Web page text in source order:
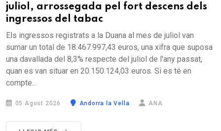
juliol, arrossegada pel fort descens dels
ingressos del tabac
Els ingressos registrats a la Duana al mes de juliol van
sumar un total de 18.467.997,43 euros, una xifra que suposa
una davallada del 8,3% respecte del juliol de l'any passat,
quan es van situar en 20.150.124,03 euros. Si es té en
compte...
05 Agost 2026 Andorra la Vella ANA